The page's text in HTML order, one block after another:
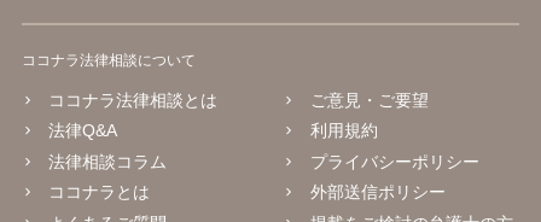
ココナラ法律相談について
ココナラ法律相談とは
法律Q&A
法律相談コラム
ココナラとは
ご意見・ご要望
利用規約
プライバシーポリシー
外部送信ポリシー